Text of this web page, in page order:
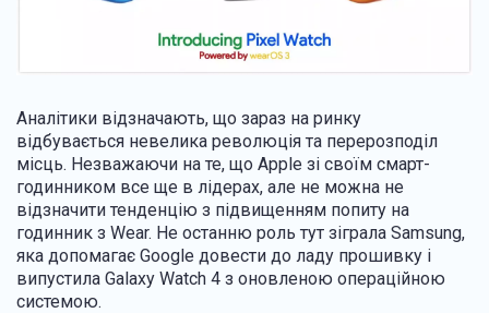
Аналітики відзначають, що зараз на ринку
відбувається невелика революція та перерозподіл
місць. Незважаючи на те, що Apple зі своїм смарт-
годинником все ще в лідерах, але не можна не
відзначити тенденцію з підвищенням попиту на
годинник з Wear. Не останню роль тут зіграла Samsung,
яка допомагає Google довести до ладу прошивку і
випустила Galaxy Watch 4 з оновленою операційною
системою.